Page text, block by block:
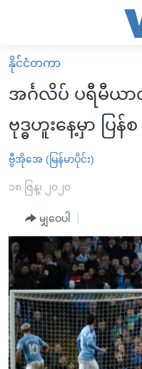
လွယ်ကူ
စေ
Link
များ
ပင်မ
ကျော်
ကြည့်
ရန်
ပင်မ
အ
ညွန်း
စာမျက်နှာ
မူလစာမျက်နှာ
မြန်မာ
ကမ္ဘာ့သတင်းများ
နိုင်ငံတကာ
အမေရိကန်
အစ္စရေး-ပါလက်စတိုင်း
ဗွီဒီယို
သတင်းလွတ်လပ်ခွင့်
အင်္ဂလိပ်စာလေ့လာမယ်
အမေရိကန်သုံးအီဒီယံ
မကြေးမုံရဲ့ အင်္ဂလိပ်စာ
ရုပ်ရှင်ထဲက အင်္ဂလိပ်စာ
သုတပဒေသာ အင်္ဂလိပ်စာ
အပတ်စဉ်ကဏ္ဍများ
ရေဒီယို
တီဗွီ
ရေဒီယိုနှင့်ရုပ်သံ အချက်အ
ရေဒီယို/တီဗွီအစီအစဉ်
Learning English
နိုင်ငံတကာ
အင်္ဂလိပ် ပရီမီယ
ဗုဒ္ဓဟူးနေ့မှာ ပြန်စ
ဗွီအိုအေ (မြန်မာပိုင်း)
၁၈ ဇြန္၊ ၂၀၂၀
မျှဝေပါ